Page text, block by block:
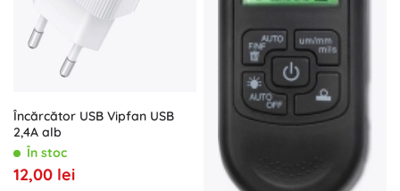
Încărcător USB Vipfan USB
2,4A alb
În stoc
12,00 lei